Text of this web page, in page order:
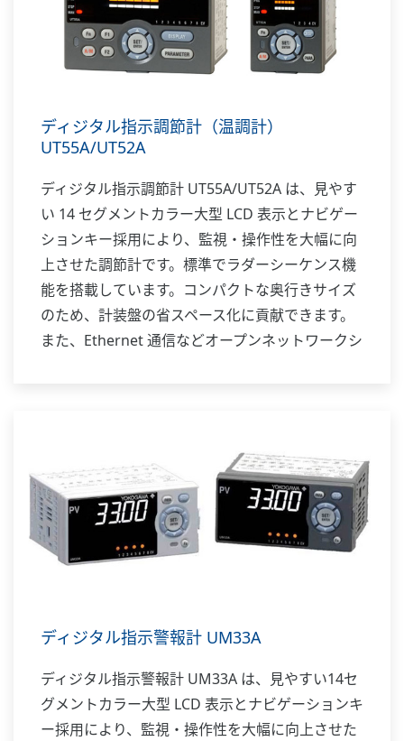
ディジタル指示調節計（温調計）
UT55A/UT52A
ディジタル指示調節計 UT55A/UT52A は、見やす
い 14 セグメントカラー大型 LCD 表示とナビゲー
ションキー採用により、監視・操作性を大幅に向
上させた調節計です。標準でラダーシーケンス機
能を搭載しています。コンパクトな奥行きサイズ
のため、計装盤の省スペース化に貢献できます。
また、Ethernet 通信などオープンネットワークシ
ディジタル指示警報計 UM33A
ディジタル指示警報計 UM33A は、見やすい14セ
グメントカラー大型 LCD 表示とナビゲーションキ
ー採用により、監視・操作性を大幅に向上させた